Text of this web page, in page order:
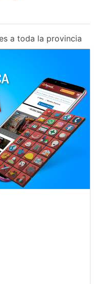
a toda la provincia